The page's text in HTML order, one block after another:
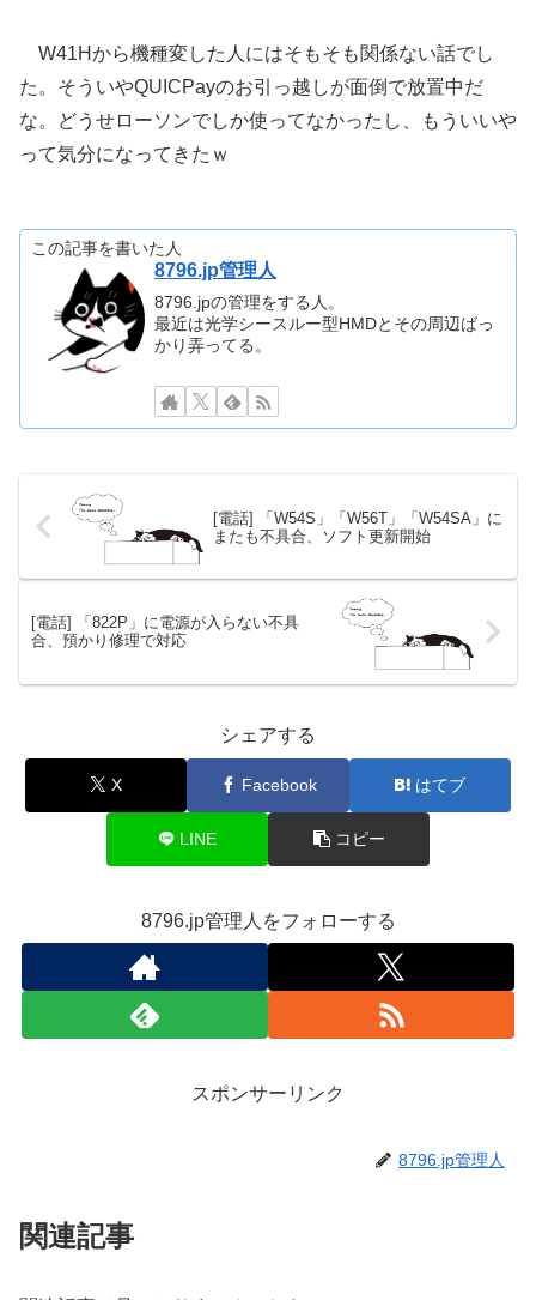
W41Hから機種変した人にはそもそも関係ない話でし
た。そういやQUICPayのお引っ越しが面倒で放置中だ
な。どうせローソンでしか使ってなかったし、もういいや
って気分になってきたｗ
この記事を書いた人
8796.jp管理人
8796.jpの管理をする人。
最近は光学シースルー型HMDとその周辺ばっ
かり弄ってる。
[電話] 「W54S」「W56T」「W54SA」に
またも不具合、ソフト更新開始
[電話] 「822P」に電源が入らない不具
合、預かり修理で対応
シェアする
X Facebook はてブ
LINE コピー
8796.jp管理人をフォローする
スポンサーリンク
8796.jp管理人
関連記事